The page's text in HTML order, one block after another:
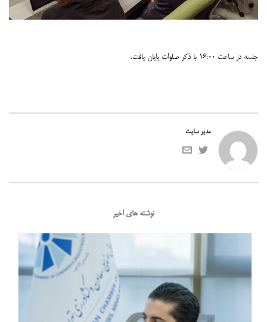
جلسه در ساعت ۱۶:۰۰ با ذکر صلوات پایان یافت.
مدیر سایت
نوشته های اخیر